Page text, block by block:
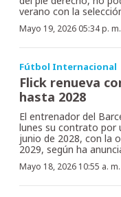
verano con la
Mayo 19, 2026 05:34 p. m.
Fútbol Internacional
Flick renueva
hasta 2028
El entrenador del
lunes su contrato por
junio de 2028, con la
2029, según ha
Mayo 18, 2026 10:55 a. m.